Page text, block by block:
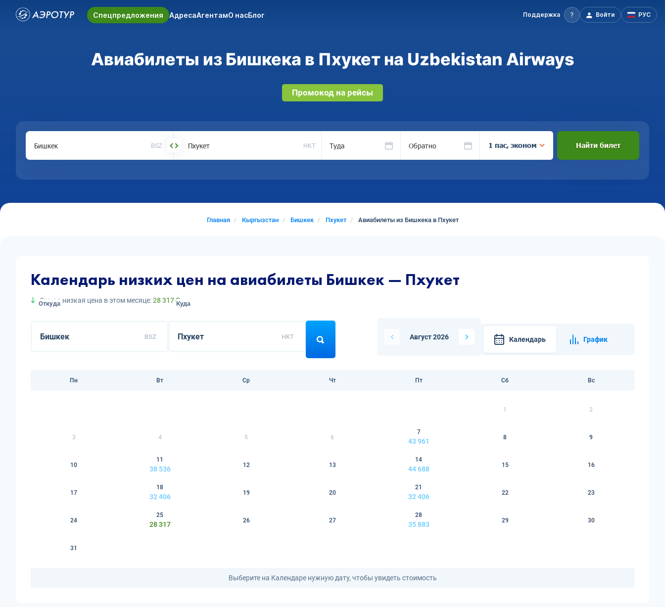
Спецпредложения АдресаАгентамО насБлог Поддержка Войти РУС
Авиабилеты из Бишкека в Пхукет на Uzbekistan Airways
Промокод на рейсы
BSZ HKT Туда Обратно 1 пас, эконом Найти билет
Главная Кыргызстан Бишкек Пхукет Авиабилеты из Бишкека в Пхукет
Календарь низких цен на авиабилеты Бишкек — Пхукет
Самая низкая цена в этом месяце:28 317 ₽
Откуда
BSZ
Куда
HKT Август 2026 Календарь График
Пн Вт Ср Чт Пт Сб Вс
1 2
3 4 5 6
7
43 961
8 9
10
11
38 536
12 13
14
44 688
15 16
17
18
32 406
19 20
21
32 406
22 23
24
25
28 317
26 27
28
35 883
29 30
31
Выберите на Календаре нужную дату, чтобы увидеть стоимость